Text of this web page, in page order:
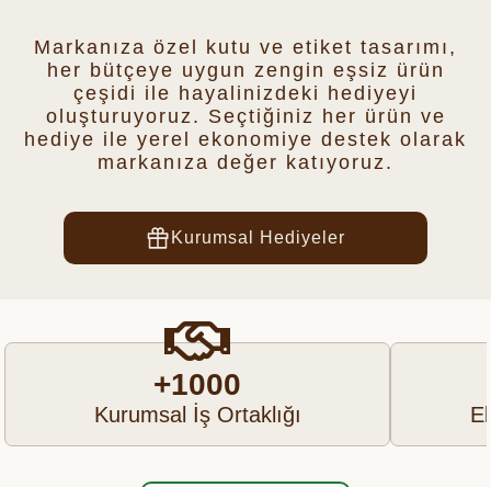
Markanıza özel kutu ve etiket tasarımı,
her bütçeye uygun zengin eşsiz ürün
çeşidi ile hayalinizdeki hediyeyi
oluşturuyoruz. Seçtiğiniz her ürün ve
hediye ile yerel ekonomiye destek olarak
markanıza değer katıyoruz.
Kurumsal Hediyeler

+1000
Kurumsal İş Ortaklığı